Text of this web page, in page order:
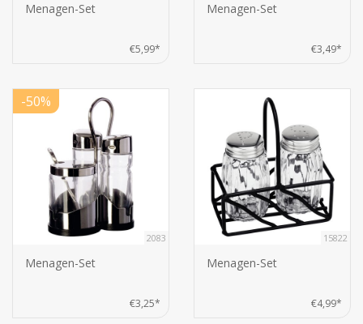
Menagen-Set
€5,99*
Menagen-Set
€3,49*
2083
Menagen-Set
€3,25*
-50%
15822
Menagen-Set
€4,99*